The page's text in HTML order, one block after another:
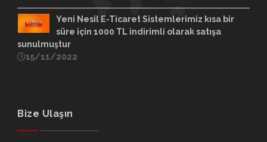
Yeni Nesil E-Ticaret Sistemlerimiz kısa bir
süre için 1000 TL indirimli olarak satışa
sunulmuştur
15/11/2022
Bize Ulaşın